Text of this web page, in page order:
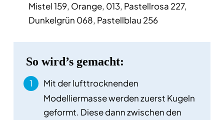
Mistel 159, Orange, 013, Pastellrosa 227,
Dunkelgrün 068, Pastellblau 256
So wird’s gemacht:
Mit der lufttrocknenden
Modelliermasse werden zuerst Kugeln
geformt. Diese dann zwischen den